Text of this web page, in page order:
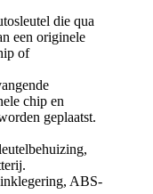
die qua
een originele
of
chip en
geplaatst.
ABS-